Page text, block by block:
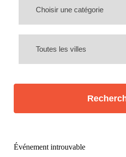
Événement introuvable